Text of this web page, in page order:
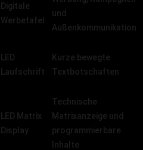
Digitale
Werbetafel
und
Außenkommunikation
LED
Laufschrift
Kurze bewegte
Textbotschaften
LED Matrix
Display
Technische
Matrixanzeige und
programmierbare
Inhalte